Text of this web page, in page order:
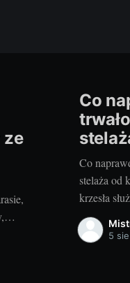
ze
Co
Co
stelaża od
krzesła
mierzy się
punkty5